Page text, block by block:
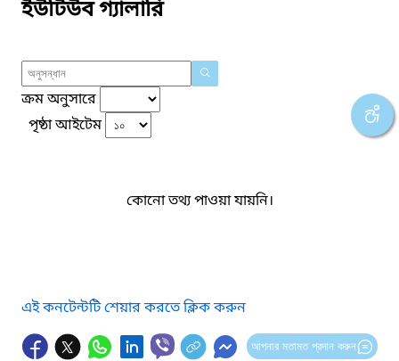
ইউটিউব গ্যালারি
ক্রম অনুসারে
পৃষ্ঠা আইটেম
কোনো তথ্য পাওয়া যায়নি।
এই কনটেন্টটি শেয়ার করতে ক্লিক করুন
আপনার মতামত প্রদান করুন